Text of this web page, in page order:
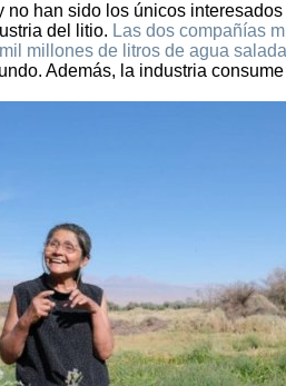
no han sido los únicos
del litio. Las dos compañías
millones de litros de agua salada
Además, la industria